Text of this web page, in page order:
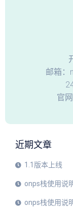
邮箱：
官
近期文章
1.1版本上线
onps栈使用说
onps栈使用说